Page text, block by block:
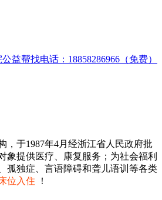
益帮找电话：18858286966（免费）
于1987年4月经浙江省人民政府批
象提供医疗、康复服务；为社会福利
孤独症、言语障碍和聋儿语训等各类
位入住 ！